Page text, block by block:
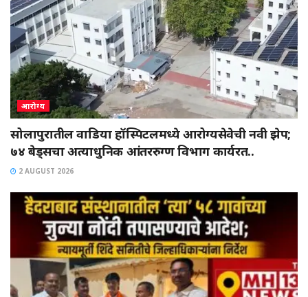
आरोग्य
सोलापुरातील वाडिया हॉस्पिटलमध्ये आरोग्यसेवेची नवी झेप;
७४ बेड्सचा अत्याधुनिक आंतररुग्ण विभाग कार्यरत..
2 AUGUST 2026